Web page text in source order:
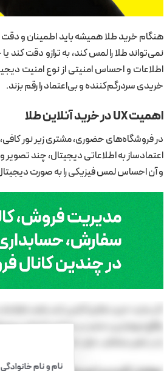
هنگام خرید طلا همیشه باید اطمینان و
نمی‌تواند طلا را لمس کند، به ترازو دقت کند
خریدی سردرگم‌کننده و بی‌اعتماد را رقم بزند.
اهمیت UX در خرید آنلاین طلا
در فروشگاه‌های حضوری، مشتری زیر نور
و آن احساس لمس فیزیکی را به صورت
واقع مهم‌ترین عنصر در ساختن اعتماد
نام و نام خانوادگی